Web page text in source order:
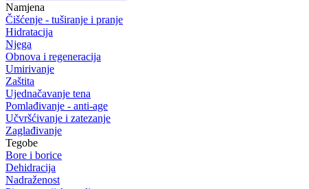
Namjena
Čišćenje - tuširanje i pranje
Hidratacija
Njega
Obnova i regeneracija
Umirivanje
Zaštita
Ujednačavanje tena
Pomlađivanje - anti-age
Učvršćivanje i zatezanje
Zaglađivanje
Tegobe
Bore i borice
Dehidracija
Nadraženost